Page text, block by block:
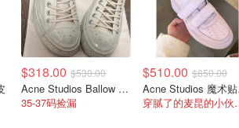
$318.00 $530.00
Acne Studios Ballow Tag脏脏小白鞋
35-37码捡漏
$510.00 $850.00
穿腻了